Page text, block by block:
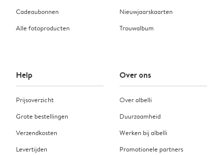
Cadeaubonnen
Alle fotoproducten
Nieuwjaarskaarten
Trouwalbum
Help
Prijsoverzicht
Grote bestellingen
Verzendkosten
Levertijden
Over ons
Over albelli
Duurzaamheid
Werken bij albelli
Promotionele partners